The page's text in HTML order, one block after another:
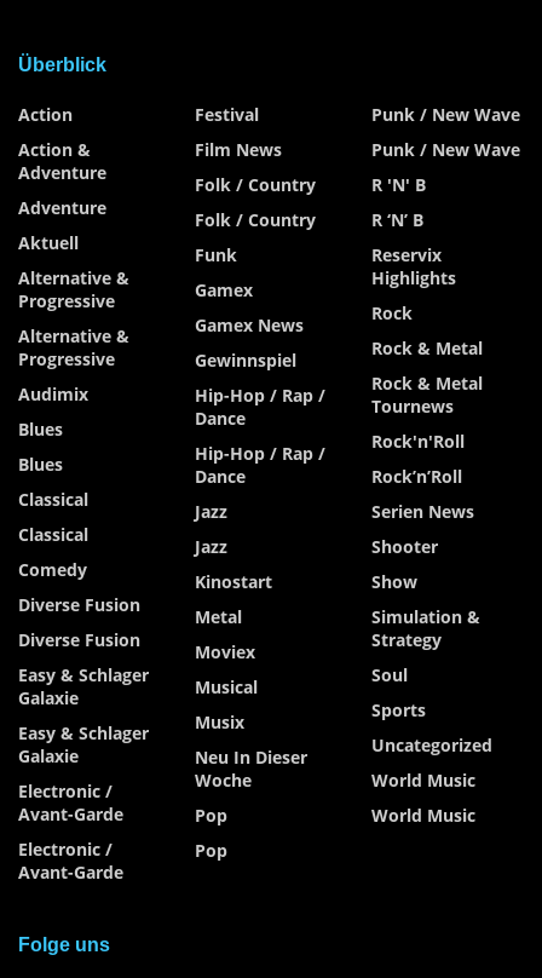
Überblick
Action
Action &
Adventure
Adventure
Aktuell
Alternative &
Progressive
Alternative &
Progressive
Audimix
Blues
Blues
Classical
Classical
Comedy
Diverse Fusion
Diverse Fusion
Easy & Schlager
Galaxie
Easy & Schlager
Galaxie
Electronic /
Avant-Garde
Electronic /
Avant-Garde
Festival
Film News
Folk / Country
Folk / Country
Funk
Gamex
Gamex News
Gewinnspiel
Hip-Hop / Rap /
Dance
Hip-Hop / Rap /
Dance
Jazz
Jazz
Kinostart
Metal
Moviex
Musical
Musix
Neu In Dieser
Woche
Pop
Pop
Punk / New Wave
Punk / New Wave
R 'n' B
R ‘n’ B
Reservix
Highlights
Rock
Rock & Metal
Rock & Metal
Tournews
Rock'n'Roll
Rock’n’Roll
Serien News
Shooter
Show
Simulation &
Strategy
Soul
Sports
Uncategorized
World Music
World Music
Folge uns